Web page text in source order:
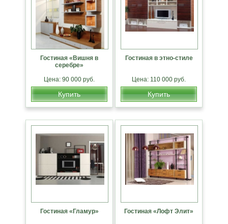
Гостиная «Вишня в
серебре»
Цена: 90 000 руб.
Купить
Гостиная в этно-стиле
Цена: 110 000 руб.
Купить
Гостиная «Гламур» Гостиная «Лофт Элит»